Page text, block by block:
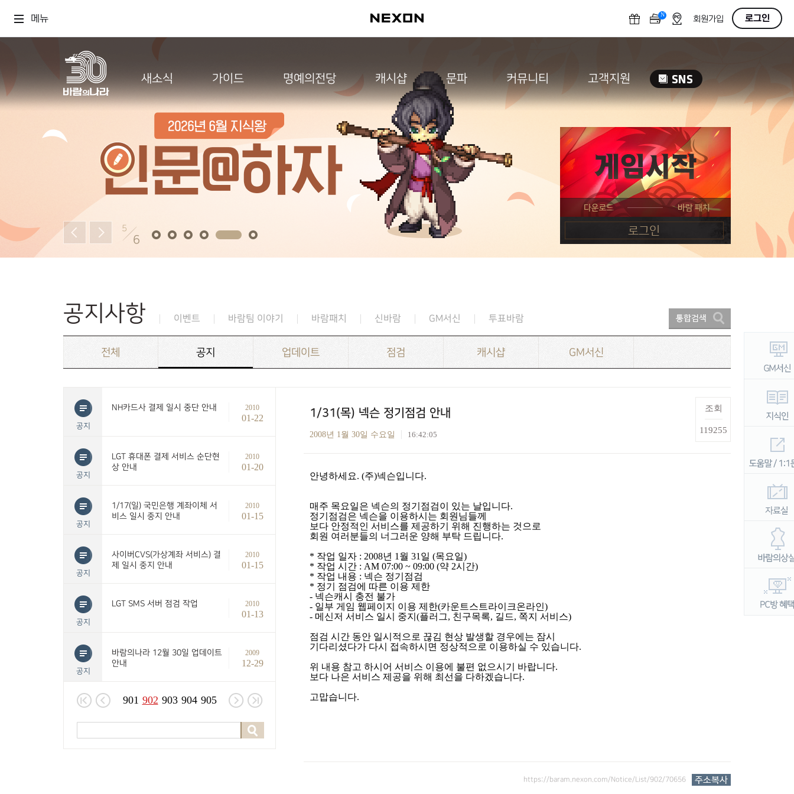
메뉴 N OFF회원가입 로그인
새소식 가이드 명예의전당 캐시샵 문파 커뮤니티 고객지원
5
6
공지사항 이벤트 바람팀 이야기 바람패치 신바람 GM서신 투표바람
전체 공지 업데이트 점검 캐시샵 GM서신
공지
NH카드사 결제 일시 중단 안내 2010
01-22
공지
LGT 휴대폰 결제 서비스 순단현
상 안내
2010
01-20
공지
1/17(일) 국민은행 계좌이체 서
비스 일시 중지 안내
2010
01-15
공지
사이버CVS(가상계좌 서비스) 결
제 일시 중지 안내
2010
01-15
공지
LGT SMS 서버 점검 작업 2010
01-13
공지
바람의나라 12월 30일 업데이트
안내
2009
12-29
901 902 903 904 905
1/31(목) 넥슨 정기점검 안내
2008년 1월 30일 수요일 16:42:05
조회
119255
안녕하세요. (주)넥슨입니다.
매주 목요일은 넥슨의 정기점검이 있는 날입니다.
정기점검은 넥슨을 이용하시는 회원님들께
보다 안정적인 서비스를 제공하기 위해 진행하는 것으로
회원 여러분들의 너그러운 양해 부탁 드립니다.
* 작업 일자 : 2008년 1 월 31 일 (목요일)
* 작업 시간 : AM 07:00 ~ 09:00 (약 2시간)
* 작업 내용 : 넥슨 정기점검
* 정기 점검에 따른 이용 제한
- 넥슨캐시 충전 불가
- 일부 게임 웹페이지 이용 제한(카운트스트라이크온라인)
- 메신저 서비스 일시 중지 (플러그, 친구목록, 길드, 쪽지 서비스)
점검 시간 동안 일시적으로 끊김 현상 발생할 경우에는 잠시
기다리셨다가 다시 접속하시면 정상적으로 이용하실 수 있습니다.
위 내용 참고 하시어 서비스 이용에 불편 없으시기 바랍니다.
보다 나은 서비스 제공을 위해 최선을 다하겠습니다.
고맙습니다.
https://baram.nexon.com/Notice/List/902/70656